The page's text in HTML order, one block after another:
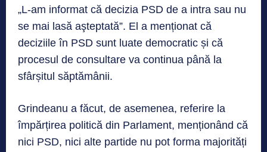
„L-am informat că decizia PSD de a intra sau nu
se mai lasă aşteptată”. El a menționat că
deciziile în PSD sunt luate democratic și că
procesul de consultare va continua până la
sfârșitul săptămânii.
Grindeanu a făcut, de asemenea, referire la
împărțirea politică din Parlament, menționând că
nici PSD, nici alte partide nu pot forma majorități